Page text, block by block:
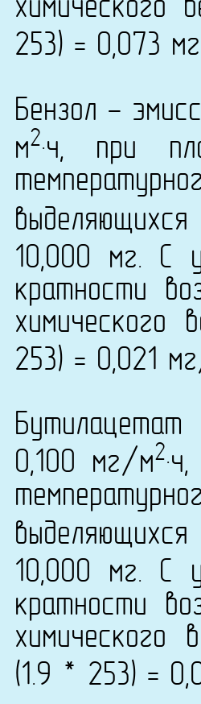
253) = 0,073
Бензол -
м2·ч, при
10,000 мг. С
кратности
253) = 0,021
0,100 мг/м2
10,000 мг. С
кратности
(1.9 * 253) =